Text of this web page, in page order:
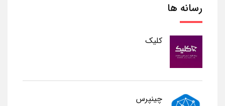
رسانه ها
کلیک
چینپرس